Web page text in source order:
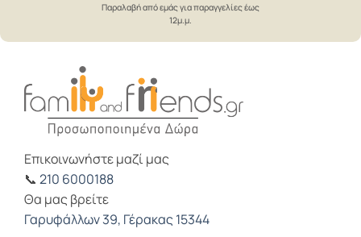
Παραλαβή από εμάς για παραγγελίες έως
12μ.μ.
Επικοινωνήστε μαζί μας
📞 210 6000188
Θα μας βρείτε
Γαρυφάλλων 39, Γέρακας 15344